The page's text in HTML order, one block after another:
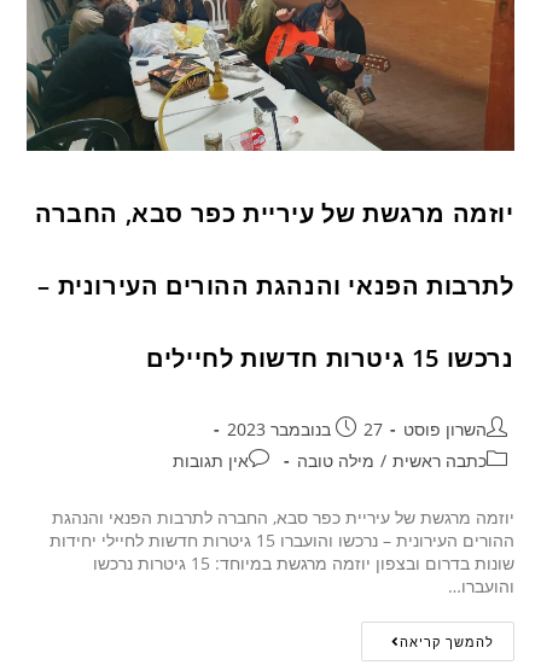
יוזמה מרגשת של עיריית כפר סבא, החברה
לתרבות הפנאי והנהגת ההורים העירונית –
נרכשו 15 גיטרות חדשות לחיילים
השרון פוסט
27 בנובמבר 2023
כתבה ראשית / מילה טובה אין תגובות
יוזמה מרגשת של עיריית כפר סבא, החברה לתרבות הפנאי והנהגת
ההורים העירונית – נרכשו והועברו 15 גיטרות חדשות לחיילי יחידות
שונות בדרום ובצפון יוזמה מרגשת במיוחד: 15 גיטרות נרכשו
והועברו…
להמשך קריאה